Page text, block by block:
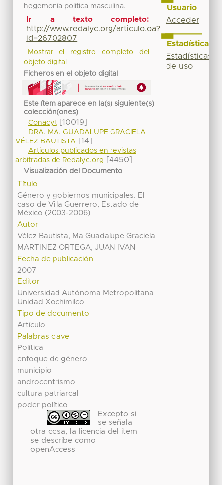
hegemonía política masculina.
Ir a texto completo:
http://www.redalyc.org/articulo.oa?
id=26702807
Mostrar el registro completo del
objeto digital
Ficheros en el objeto digital
Este ítem aparece en la(s) siguiente(s)
colección(ones)
Conacyt[10019]
DRA. MA. GUADALUPE GRACIELA
VÉLEZ BAUTISTA[14]
Artículos publicados en revistas
arbitradas de Redalyc.org
[4450]
Visualización del Documento
Título
Género y gobiernos municipales. El
caso de Villa Guerrero, Estado de
México (2003-2006)
Autor
Vélez Bautista, Ma Guadalupe Graciela
MARTINEZ ORTEGA, JUAN IVAN
Fecha de publicación
2007
Editor
Universidad Autónoma Metropolitana
Unidad Xochimilco
Tipo de documento
Artículo
Palabras clave
Política
enfoque de género
municipio
androcentrismo
cultura patriarcal
poder político
Excepto si
se señala
otra cosa, la licencia del ítem
se describe como
openAccess
Usuario
Acceder
Estadísticas
Estadísticas
de uso